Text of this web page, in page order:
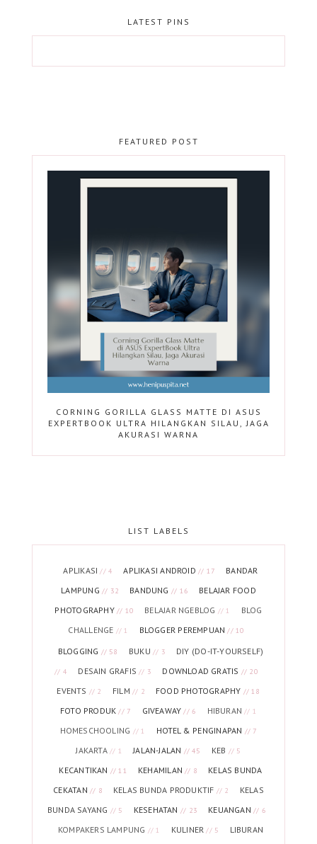
LATEST PINS
FEATURED POST
CORNING GORILLA GLASS MATTE DI ASUS
EXPERTBOOK ULTRA HILANGKAN SILAU, JAGA
AKURASI WARNA
LIST LABELS
APLIKASI// 4 APLIKASI ANDROID // 17
BANDAR
LAMPUNG // 32 BANDUNG // 16
BELAJAR FOOD
PHOTOGRAPHY // 10 BELAJAR NGEBLOG // 1
BLOG
CHALLENGE // 1 BLOGGER PEREMPUAN// 10
BLOGGING // 58 BUKU // 3 DIY (DO-IT-YOURSELF)
// 4 DESAIN GRAFIS// 3 DOWNLOAD GRATIS // 20
EVENTS // 2 FILM // 2 FOOD PHOTOGRAPHY // 18
FOTO PRODUK// 7 GIVEAWAY// 6 HIBURAN// 1
HOMESCHOOLING // 1 HOTEL & PENGINAPAN // 7
JAKARTA// 1 JALAN-JALAN // 45 KEB // 5
KECANTIKAN // 11 KEHAMILAN// 8
KELAS BUNDA
CEKATAN // 8 KELAS BUNDA PRODUKTIF // 2
KELAS
BUNDA SAYANG // 5 KESEHATAN // 23 KEUANGAN// 6
KOMPAKERS LAMPUNG // 1 KULINER// 5 LIBURAN